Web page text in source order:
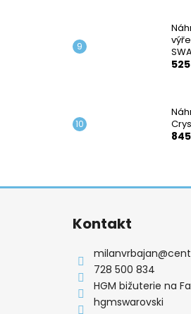
Z
Kontakt
milanvrbajan@
728 500 834
HGM bižuterie na
hgmswarovski